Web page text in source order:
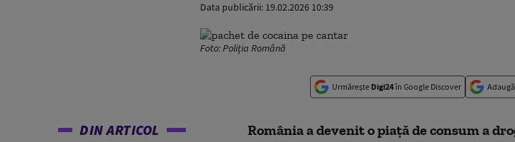
Data publicării: 19.02.2026 10:39
Foto: Poliția Română
Urmărește Digi24în Google Discover Adaugă
DIN ARTICOL
România a devenit o piaţă de consum a